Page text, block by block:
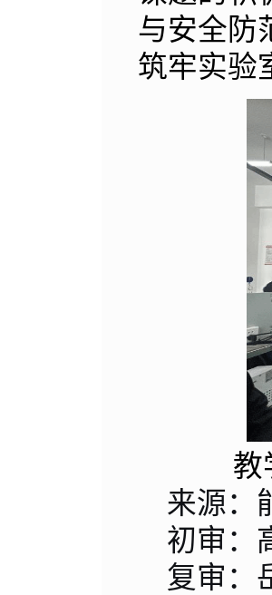
与安全防
筑牢实验
教
来源：
初审：
复审：